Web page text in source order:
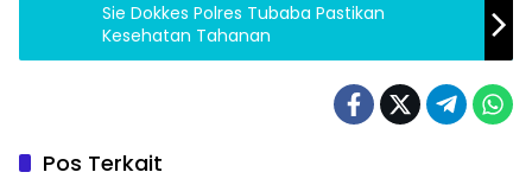
Sie Dokkes Polres Tubaba Pastikan
Kesehatan Tahanan
Pos Terkait